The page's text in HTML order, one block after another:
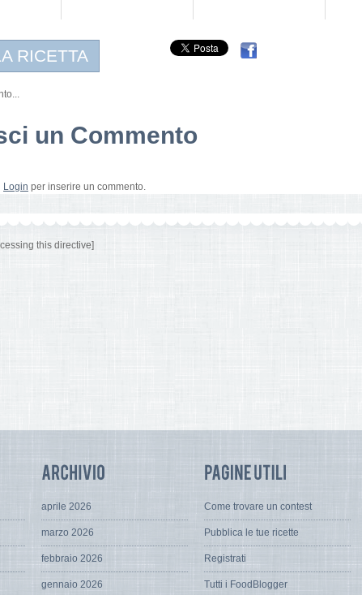
RICETTA
un Commento
Login per inserire un commento.
this directive]
aprile 2026
marzo 2026
febbraio 2026
gennaio 2026
Come trovare un contest
Pubblica le tue ricette
Registrati
Tutti i FoodBlogger